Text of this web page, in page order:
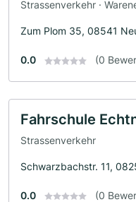
Strassenverkehr ·
Zum Plom 35, 08541
0.0 (0
Fahrschule
Strassenverkehr
Schwarzbachstr. 11,
0.0 (0